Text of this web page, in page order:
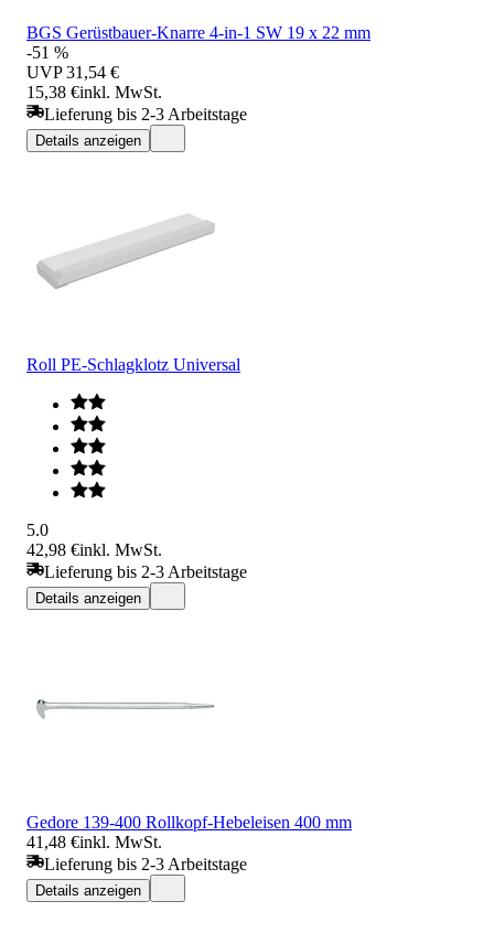
BGS Gerüstbauer-Knarre 4-in-1 SW 19 x 22 mm
-51 %
UVP 31,54 €
15,38 €inkl. MwSt.
Lieferung bis 2-3 Arbeitstage
Details anzeigen
Roll PE-Schlagklotz Universal
5.0
42,98 €inkl. MwSt.
Lieferung bis 2-3 Arbeitstage
Details anzeigen
Gedore 139-400 Rollkopf-Hebeleisen 400 mm
41,48 €inkl. MwSt.
Lieferung bis 2-3 Arbeitstage
Details anzeigen